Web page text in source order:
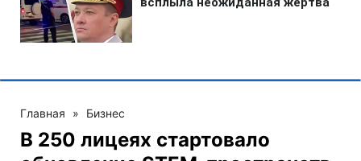
Главная » Бизнес
В 250 лицеях стартовало